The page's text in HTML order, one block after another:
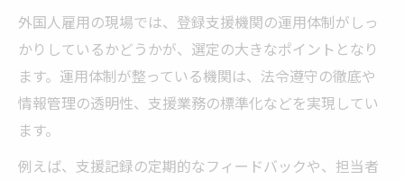
外国人雇用の現場では、登録支援機関の運用体制がしっ
かりしているかどうかが、選定の大きなポイントとなり
ます。運用体制が整っている機関は、法令遵守の徹底や
情報管理の透明性、支援業務の標準化などを実現してい
ます。
例えば、支援記録の定期的なフィードバックや、担当者